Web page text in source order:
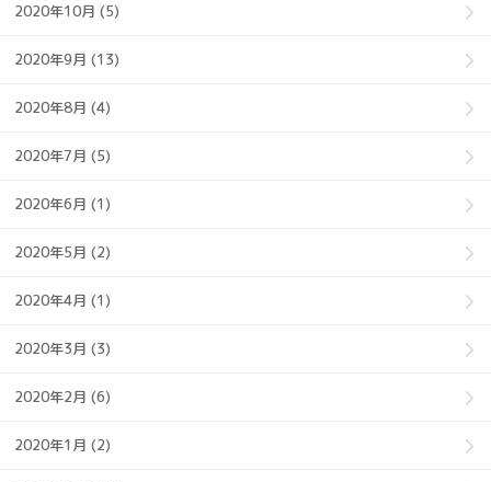
2020年10月 (5)
2020年9月 (13)
2020年8月 (4)
2020年7月 (5)
2020年6月 (1)
2020年5月 (2)
2020年4月 (1)
2020年3月 (3)
2020年2月 (6)
2020年1月 (2)